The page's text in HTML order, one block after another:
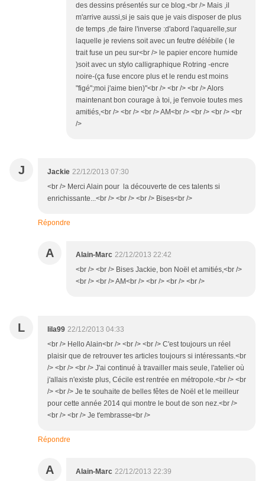
des dessins présentés sur ce blog.<br /> Mais ,il
m'arrive aussi,si je sais que je vais disposer de plus
de temps ,de faire l'inverse :d'abord l'aquarelle,sur
laquelle je reviens soit avec un feutre délébile ( le
trait fuse un peu sur<br /> le papier encore humide
)soit avec un stylo calligraphique Rotring -encre
noire-(ça fuse encore plus et le rendu est moins
"figé";moi j'aime bien)"<br /> <br /> <br /> Alors
maintenant bon courage à toi, je t'envoie toutes mes
amitiés,<br /> <br /> <br /> AM<br /> <br /> <br /> <br
/>
J Jackie 22/12/2013 07:30
<br /> Merci Alain pour la découverte de ces talents si
enrichissante...<br /> <br /> <br /> Bises<br />
Répondre
A Alain-Marc 22/12/2013 22:42
<br /> <br /> Bises Jackie, bon Noël et amitiés,<br />
<br /> <br /> AM<br /> <br /> <br /> <br />
L lila99 22/12/2013 04:33
<br /> Hello Alain<br /> <br /> <br /> C'est toujours un réel
plaisir que de retrouver tes articles toujours si intéressants.<br
/> <br /> <br /> J'ai continué à travailler mais seule, l'atelier où
j'allais n'existe plus, Cécile est rentrée en métropole.<br /> <br
/> <br /> Je te souhaite de belles fêtes de Noël et le meilleur
pour cette année 2014 qui montre le bout de son nez.<br />
<br /> <br /> Je t'embrasse<br />
Répondre
A Alain-Marc 22/12/2013 22:39